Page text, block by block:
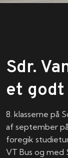
Sdr.
et
8. klasserne på
af september
foregik
VT Bus og med